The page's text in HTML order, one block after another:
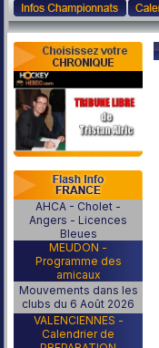
AHCA - Cholet -
Angers - Licences
Bleues
MEUDON -
Programme des
amicaux
Mouvements dans les
clubs du 6 Août 2026
VALENCIENNES -
Calendrier de